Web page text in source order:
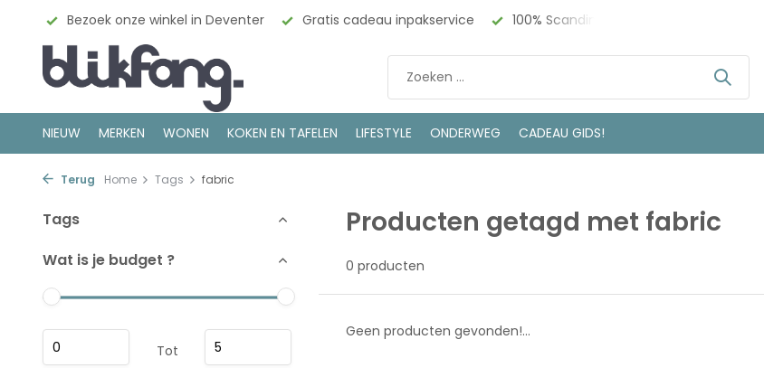
Bezoek onze winkel in Deventer Gratis cadeau inpakservice 100% Scandinavisch Design
NIEUW MERKEN WONEN KOKEN EN TAFELEN LIFESTYLE ONDERWEG CADEAU GIDS!
Terug Home Tags fabric
Tags
Wat is je budget ?
Tot
Producten getagd met fabric
0 producten
Geen producten gevonden!...